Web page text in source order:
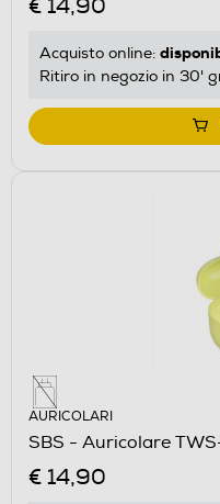
€ 14,90
Acquisto online:
Ritiro in negozio in 30'
AURICOLARI
SBS - Auricolare
€ 14,90